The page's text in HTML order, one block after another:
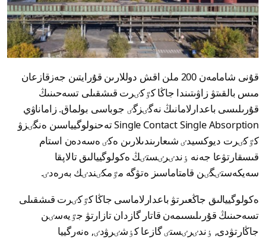
قۇنى شامامەن 200 ملن اقش دوللارىن قۇرايتىن جەزقازعان
مىس بالقىتۋ زاۋىتىندا جاڭا كٷكٸرت قىشقىلى تسەحىنىڭ
قۇرىلىسى باعدارلامانىڭ نەگٸزگٸ جوباسى بولماق. زاماناۋي
Single Contact Single Absorption تەحنولوگيياسىن ەنگٸزۋ
كٷكٸرت ديوكسيدٸ شىعارىندىلارىن ەكٸ ەسەدەن استام
قىسقارتۋعا جەنە ٶندٸرٸستٸڭ ەكولوگييالىق تالاپقا
سەيكەستٸگٸن قامتاماسىز ەتۋگە مٷمكٸندٸك بەرەدٸ.
ەكولوگييالىق جاڭعىرتۋ باعدارلاماسى جاڭا كٷكٸرت قىشقىلى
تسەحىنىڭ قۇرىلىسىمەن قاتار گازدان تازارتۋ جٷيەسٸن
جاڭارتۋدى, ٶندٸرٸستٸ گازعا كٶشٸرۋدٸ, ەنەرگييا